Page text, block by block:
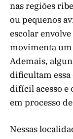
nas regiões
ou pequenos
escolar
movimenta
Ademais,
dificultam
difícil acesso e
em processo
Nessas